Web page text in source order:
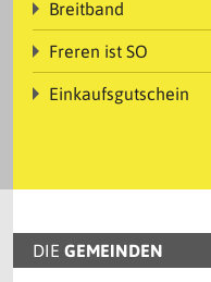
Breitband
Freren ist SO
Einkaufsgutschein
DIE GEMEINDEN